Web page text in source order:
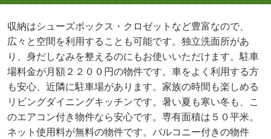
収納はシューズボックス・クロゼットなど豊富なので、
広々と空間を利用することも可能です。独立洗面所があ
り、身だしなみを整えるのにもお使いいただけます。駐車
場料金が月額２２００円の物件です。車をよく利用する方
も安心、近隣に駐車場があります。家族の時間も楽しめる
リビングダイニングキッチンです。暑い夏も寒い冬も、こ
のエアコン付き物件なら安心です。専有面積は５０平米。
ネット使用料が無料の物件です。バルコニー付きの物件